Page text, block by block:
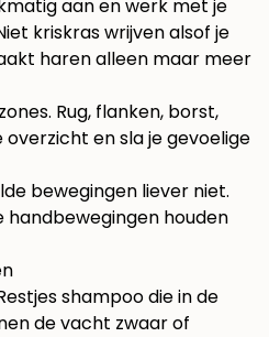
aan en werk met je
kriskras wrijven alsof je
haren alleen maar meer
Rug, flanken, borst,
en sla je gevoelige
bewegingen liever niet.
handbewegingen houden
shampoo die in de
de vacht zwaar of